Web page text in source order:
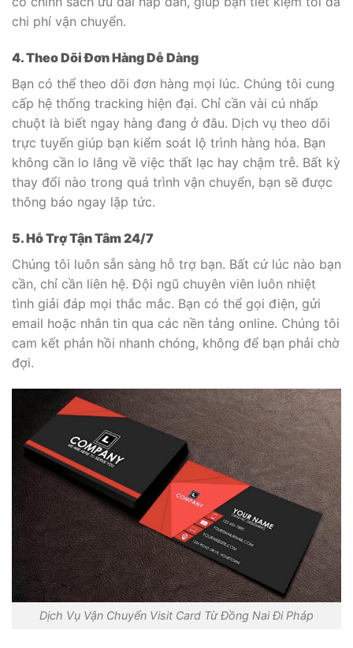
chi phí vận chuyển.
4. Theo Dõi Đơn Hàng Dễ Dàng
Bạn có thể theo dõi đơn hàng mọi lúc. Chúng tôi cung
cấp hệ thống tracking hiện đại. Chỉ cần vài cú nhấp
chuột là biết ngay hàng đang ở đâu. Dịch vụ theo dõi
trực tuyến giúp bạn kiểm soát lộ trình hàng hóa. Bạn
không cần lo lắng về việc thất lạc hay chậm trễ. Bất kỳ
thay đổi nào trong quá trình vận chuyển, bạn sẽ được
thông báo ngay lập tức.
5. Hỗ Trợ Tận Tâm 24/7
Chúng tôi luôn sẵn sàng hỗ trợ bạn. Bất cứ lúc nào bạn
cần, chỉ cần liên hệ. Đội ngũ chuyên viên luôn nhiệt
tình giải đáp mọi thắc mắc. Bạn có thể gọi điện, gửi
email hoặc nhắn tin qua các nền tảng online. Chúng tôi
cam kết phản hồi nhanh chóng, không để bạn phải chờ
đợi.
Dịch Vụ Vận Chuyển Visit Card Từ Đồng Nai Đi Pháp